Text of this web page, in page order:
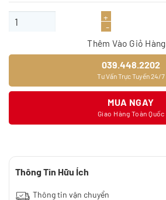
Sàn gỗ JOYTEK BLACK KNB09 số lượng
Thêm Vào Giỏ Hàng
039.448.2202
Tư Vấn Trực Tuyến 24/7
MUA NGAY
Giao Hàng Toàn Quốc
Thông Tin Hữu Ích
Thông tin vận chuyển